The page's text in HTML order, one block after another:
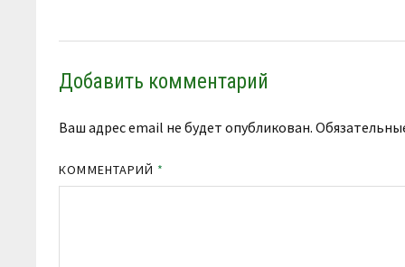
Добавить комментарий
Ваш адрес email не будет опубликован.
КОММЕНТАРИЙ *